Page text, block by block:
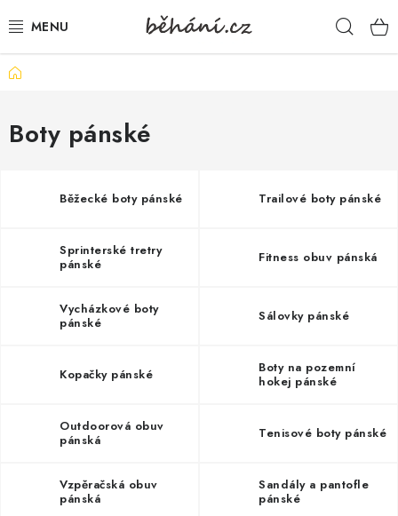
na
BOTY PÁNSKÉ
BOTY DÁMSKÉ
DOPLŇKY
DÁRKOVÉ POUKAZY
BOTY DĚTSKÉ
OBLEČENÍ
Domů
Boty pánské
Běžecké boty pánské Trailové boty pánské
Sprinterské tretry
pánské
Fitness obuv pánská
Vycházkové boty
pánské
Sálovky pánské
Kopačky pánské
Boty na pozemní
hokej pánské
Outdoorová obuv
pánská
Tenisové boty pánské
Vzpěračská obuv
pánská
Sandály a pantofle
pánské